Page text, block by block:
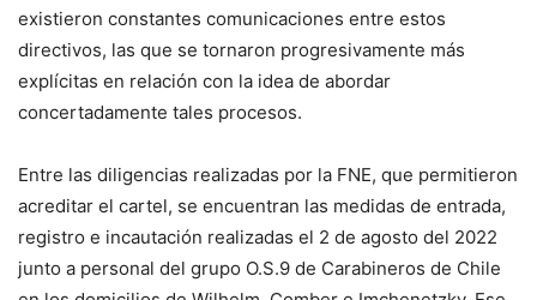
existieron constantes comunicaciones entre estos
directivos, las que se tornaron progresivamente más
explícitas en relación con la idea de abordar
concertadamente tales procesos.
Entre las diligencias realizadas por la FNE, que permitieron
acreditar el cartel, se encuentran las medidas de entrada,
registro e incautación realizadas el 2 de agosto del 2022
junto a personal del grupo O.S.9 de Carabineros de Chile